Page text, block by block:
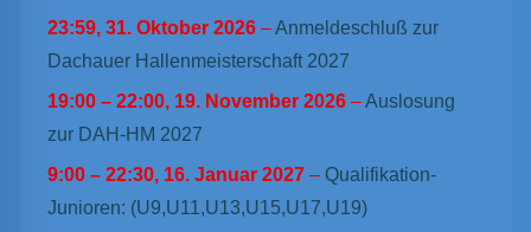
23:59, 31. Oktober 2026 –Anmeldeschluß zur
Dachauer Hallenmeisterschaft 2027
19:00 – 22:00, 19. November 2026 –Auslosung
zur DAH-HM 2027
9:00 – 22:30, 16. Januar 2027 – Qualifikation-
Junioren: (U9,U11,U13,U15,U17,U19)